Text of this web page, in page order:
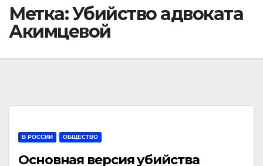
Метка:Убийство адвоката
Акимцевой
В РОССИИ ОБЩЕСТВО
Основная версия убийства